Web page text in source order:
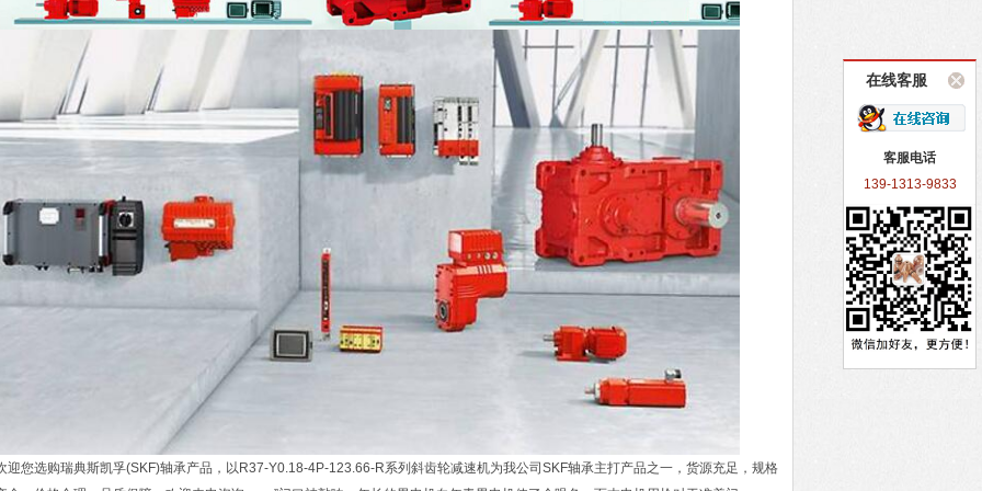
迎您选购瑞典斯凯孚(SKF)轴承产品，以R37-Y0.18-4P-123.66-R系列斜齿轮减速机为我公司SKF轴承主打产品之一，货源充足，规格
在线客服
客服电话
139-1313-9833